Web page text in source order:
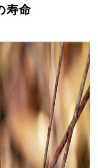
寿命